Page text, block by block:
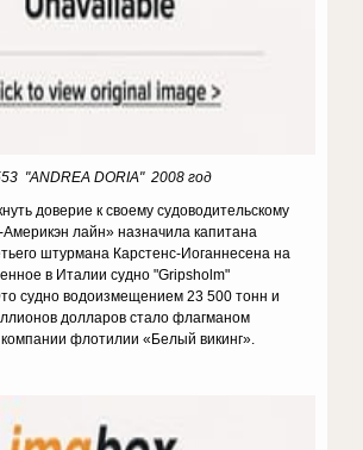
"ANDREA DORIA" 2008 год
доверие к своему судоводительскому
лайн» назначила капитана
штурмана Карстенс-Иоганнесена на
в Италии судно "Gripsholm"
судно водоизмещением 23 500 тонн и
долларов стало флагманом
флотилии «Белый викинг».